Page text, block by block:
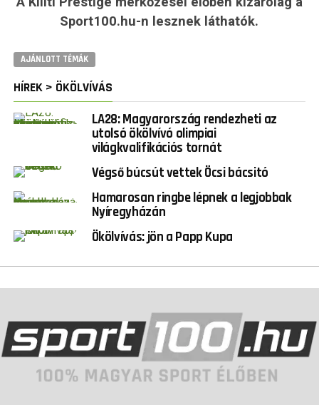
Sport100.hu-n lesznek láthatók.
AJÁNLOTT TÉMÁK
HÍREK > ÖKÖLVÍVÁS
LA28: Magyarország rendezheti az
utolsó ökölvívó olimpiai
világkvalifikációs tornát
Végső búcsút vettek Öcsi bácsitó
Hamarosan ringbe lépnek a legjobbak
Nyíregyházán
Ökölvívás: jön a Papp Kupa